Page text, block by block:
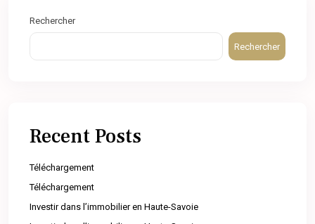
Rechercher
Rechercher
Recent Posts
Téléchargement
Téléchargement
Investir dans l’immobilier en Haute-Savoie